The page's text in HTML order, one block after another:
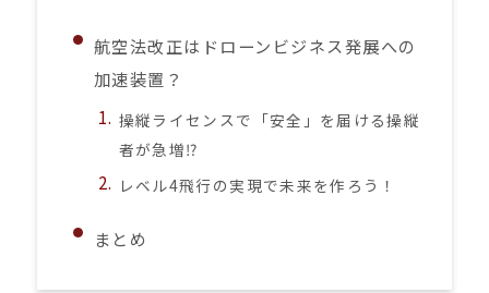
航空法改正はドローンビジネス発展への
加速装置？
操縦ライセンスで「安全」を届ける操縦
者が急増⁉
レベル4飛行の実現で未来を作ろう！
まとめ